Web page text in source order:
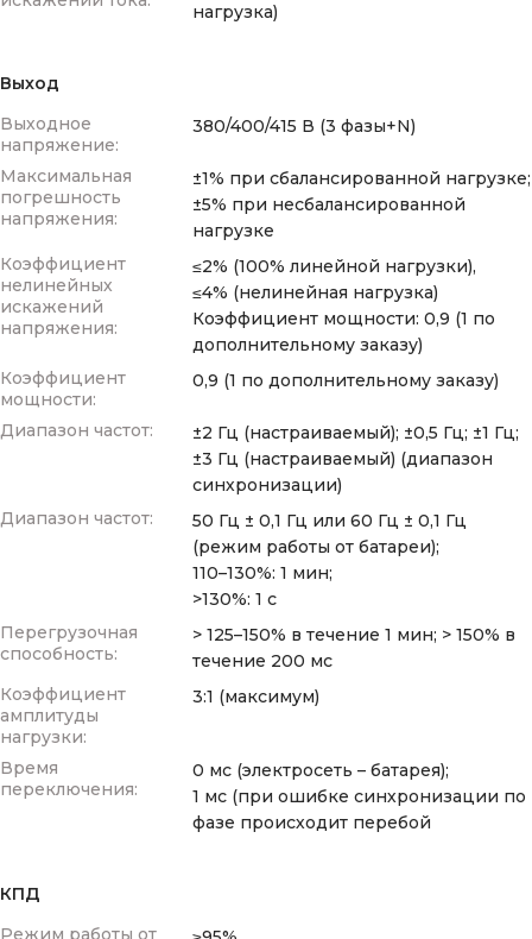
нагрузка)
Выход
Выходное
напряжение:
380/400/415 В (3 фазы+N)
Максимальная
погрешность
напряжения:
±1% при сбалансированной нагрузке;
±5% при несбалансированной
нагрузке
Коэффициент
нелинейных
искажений
напряжения:
≤2% (100% линейной нагрузки),
≤4% (нелинейная нагрузка)
Коэффициент мощности: 0,9 (1 по
дополнительному заказу)
Коэффициент
мощности:
0,9 (1 по дополнительному заказу)
Диапазон частот:
±2 Гц (настраиваемый); ±0,5 Гц; ±1 Гц;
±3 Гц (настраиваемый) (диапазон
синхронизации)
Диапазон частот:
50 Гц ± 0,1 Гц или 60 Гц ± 0,1 Гц
(режим работы от батареи);
110–130%: 1 мин;
>130%: 1 с
Перегрузочная
способность:
> 125–150% в течение 1 мин; > 150% в
течение 200 мс
Коэффициент
амплитуды
нагрузки:
3:1 (максимум)
Время
переключения:
0 мс (электросеть – батарея);
1 мс (при ошибке синхронизации по
фазе происходит перебой
КПД
Режим работы от